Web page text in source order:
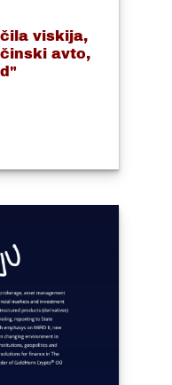
viskija,
avto,